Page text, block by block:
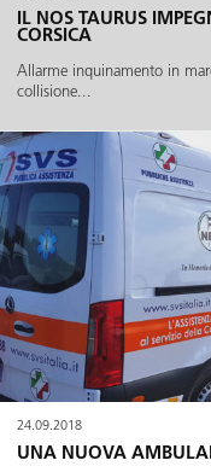
IL NOS TAURUS
CORSICA
Allarme inquinamento in
collisione...
24.09.2018
UNA NUOVA